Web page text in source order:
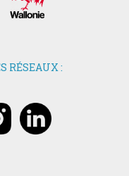
RÉSEAUX :